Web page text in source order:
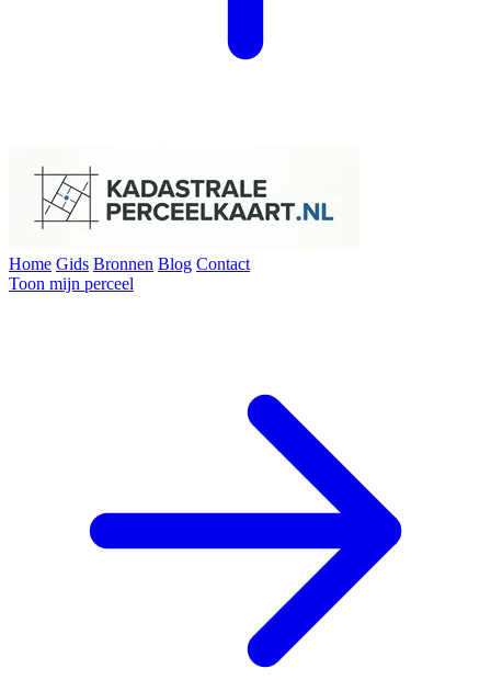
Home Gids Bronnen Blog Contact
Toon mijn perceel